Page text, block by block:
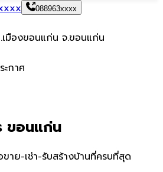
088963xxxx
มืองขอนแก่น จ.ขอนแก่น
ะกาศ
ขอนแก่น
ขาย-เช่า-รับสร้างบ้านที่ครบที่สุด